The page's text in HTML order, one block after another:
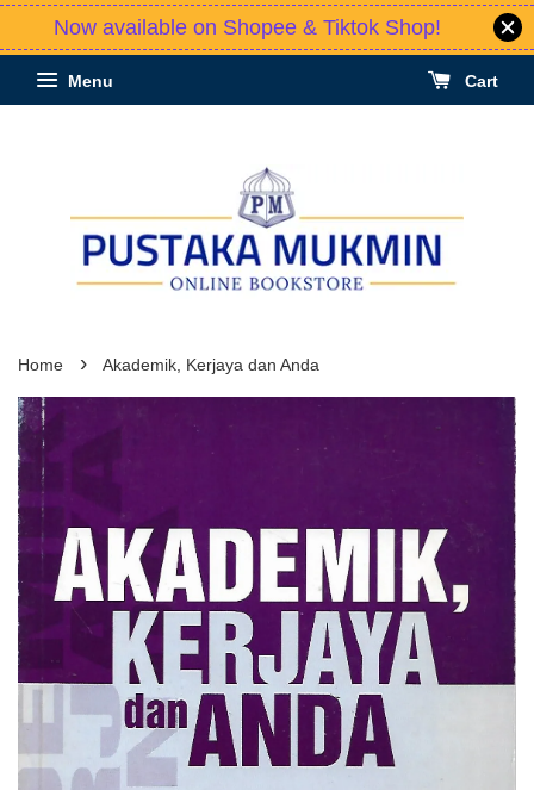
Now available on Shopee & Tiktok Shop!
Menu Cart
Home › Akademik, Kerjaya dan Anda